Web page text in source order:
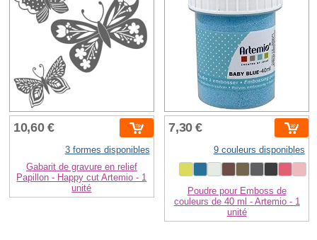
10,60 €
3 formes disponibles
Gabarit de gravure en relief
Papillon - Happy cut Artemio - 1
unité
7,30 €
9 couleurs disponibles
Poudre pour Emboss de
couleurs de 40 ml - Artemio - 1
unité